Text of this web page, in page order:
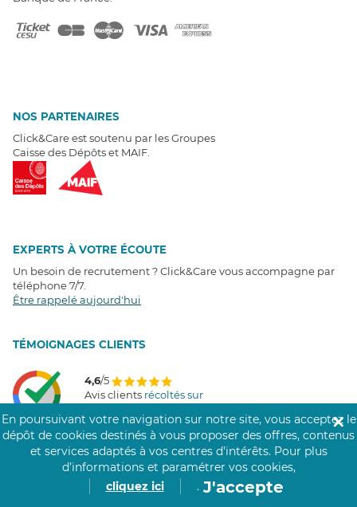
NOS PARTENAIRES
Click&Care est soutenu par les Groupes
Caisse des Dépôts et MAIF.
EXPERTS À VOTRE ÉCOUTE
Un besoin de recrutement ? Click&Care vous accompagne par
téléphone 7/7
Être rappelé aujourd'hui
TÉMOIGNAGES CLIENTS
4,6/5
Avis clients récoltés sur
COMMUNAUTÉ CLICK&CARE
En poursuivant votre navigation sur notre site, vous acceptez le
dépôt de cookies destinés à vous proposer des offres, contenus
et services adaptés à vos centres d’intérêts. Pour plus
d’informations et paramétrer vos cookies,
cliquez ici
. J'accepte
✕